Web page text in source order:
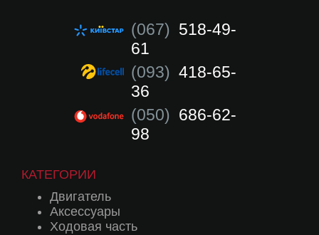
(067) 518-49-
61
(093) 418-65-
36
(050) 686-62-
98
КАТЕГОРИИ
Двигатель
Аксессуары
Ходовая часть